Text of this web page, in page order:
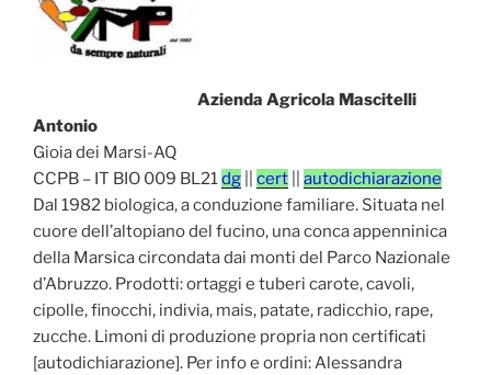
Azienda Agricola Mascitelli
Antonio
Gioia dei Marsi-AQ
CCPB – IT BIO 009 BL21dg cert
autodichiarazione
Dal 1982 biologica, a conduzione familiare. Situata nel
cuore dell’altopiano del fucino, una conca appenninica
della Marsica circondata dai monti del Parco Nazionale
d’Abruzzo. Prodotti: ortaggi e tuberi carote, cavoli,
cipolle, finocchi, indivia, mais, patate, radicchio, rape,
zucche. Limoni di produzione propria non certificati
[autodichiarazione]. Per info e ordini: Alessandra